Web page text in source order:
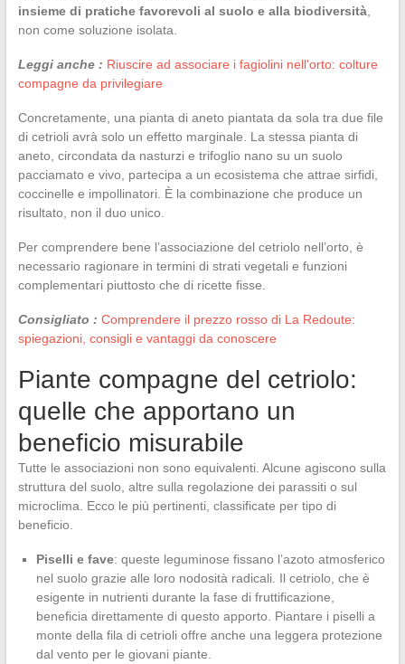
insieme di pratiche favorevoli al suolo e alla biodiversità,
non come soluzione isolata.
Leggi anche : Riuscire ad associare i fagiolini nell'orto: colture
compagne da privilegiare
Concretamente, una pianta di aneto piantata da sola tra due file
di cetrioli avrà solo un effetto marginale. La stessa pianta di
aneto, circondata da nasturzi e trifoglio nano su un suolo
pacciamato e vivo, partecipa a un ecosistema che attrae sirfidi,
coccinelle e impollinatori. È la combinazione che produce un
risultato, non il duo unico.
Per comprendere bene l’associazione del cetriolo nell’orto, è
necessario ragionare in termini di strati vegetali e funzioni
complementari piuttosto che di ricette fisse.
Consigliato : Comprendere il prezzo rosso di La Redoute:
spiegazioni, consigli e vantaggi da conoscere
Piante compagne del cetriolo:
quelle che apportano un
beneficio misurabile
Tutte le associazioni non sono equivalenti. Alcune agiscono sulla
struttura del suolo, altre sulla regolazione dei parassiti o sul
microclima. Ecco le più pertinenti, classificate per tipo di
beneficio.
Piselli e fave: queste leguminose fissano l’azoto atmosferico
nel suolo grazie alle loro nodosità radicali. Il cetriolo, che è
esigente in nutrienti durante la fase di fruttificazione,
beneficia direttamente di questo apporto. Piantare i piselli a
monte della fila di cetrioli offre anche una leggera protezione
dal vento per le giovani piante.